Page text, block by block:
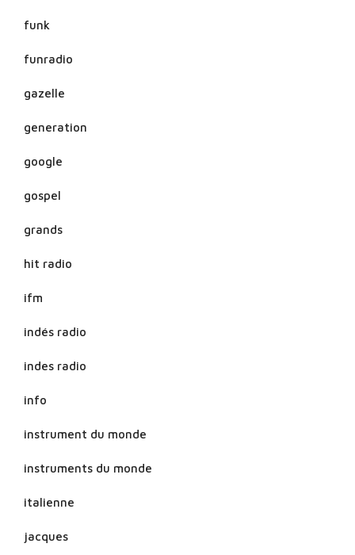
funk
funradio
gazelle
generation
google
gospel
grands
hit radio
ifm
indés radio
indes radio
info
instrument du monde
instruments du monde
italienne
jacques